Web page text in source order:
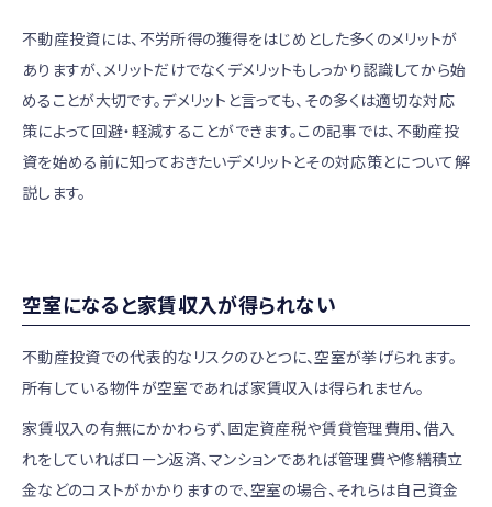
不動産投資には、不労所得の獲得をはじめとした多くのメリットが
ありますが、メリットだけでなくデメリットもしっかり認識してから始
めることが大切です。デメリットと言っても、その多くは適切な対応
策によって回避・軽減することができます。この記事では、不動産投
資を始める前に知っておきたいデメリットとその対応策とについて解
説します。
空室になると家賃収入が得られない
不動産投資での代表的なリスクのひとつに、空室が挙げられます。
所有している物件が空室であれば家賃収入は得られません。
家賃収入の有無にかかわらず、固定資産税や賃貸管理費用、借入
れをしていればローン返済、マンションであれば管理費や修繕積立
金などのコストがかかりますので、空室の場合、それらは自己資金